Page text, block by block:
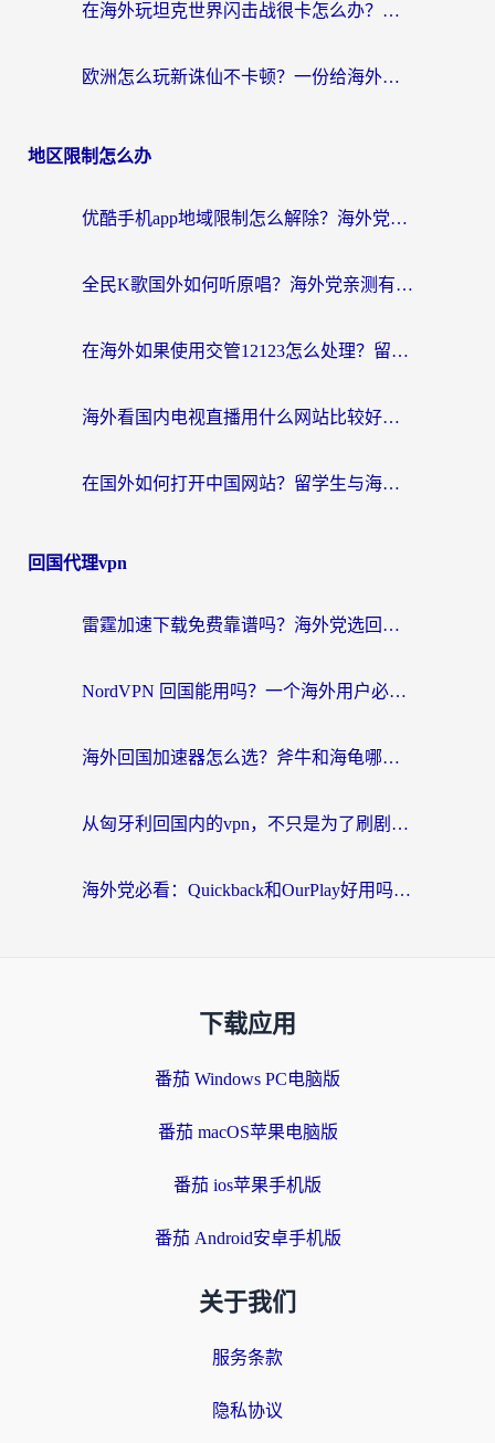
在海外玩坦克世界闪击战很卡怎么办？老玩家亲测有效的加速器选择指南
欧洲怎么玩新诛仙不卡顿？一份给海外游子的国服游戏畅玩指南
地区限制怎么办
优酷手机app地域限制怎么解除？海外党亲测有效的追剧方案
全民K歌国外如何听原唱？海外党亲测有效的回国加速器选择指南
在海外如果使用交管12123怎么处理？留学生亲测有效的回国加速方案
海外看国内电视直播用什么网站比较好？一篇解决你所有追剧难题的实用指南
在国外如何打开中国网站？留学生与海外华人的无缝访问指南
回国代理vpn
雷霆加速下载免费靠谱吗？海外党选回国加速器的避坑指南（附热门工具对比）
NordVPN 回国能用吗？一个海外用户必须面对的真实困境
海外回国加速器怎么选？斧牛和海龟哪个好？一篇帮你避开坑的实用指南
从匈牙利回国内的vpn，不只是为了刷剧那么简单
海外党必看：Quickback和OurPlay好用吗？3分钟选对回国加速器，无缝刷剧玩游戏
下载应用
番茄 Windows PC电脑版
番茄 macOS苹果电脑版
番茄 ios苹果手机版
番茄 Android安卓手机版
关于我们
服务条款
隐私协议